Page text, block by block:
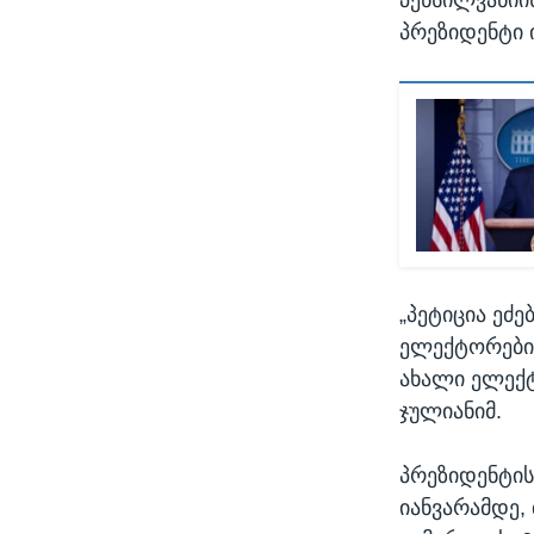
პრეზიდენტი
„პეტიცია
ახალი
ჯულიანიმ.